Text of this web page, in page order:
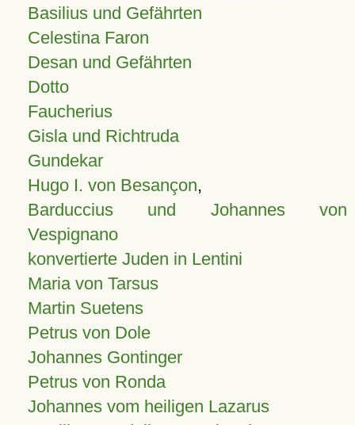
Basilius und Gefährten
Celestina Faron
Desan und Gefährten
Dotto
Faucherius
Gisla und Richtruda
Gundekar
Hugo I. von Besançon,
Barduccius und Johannes von
Vespignano
konvertierte Juden in Lentini
Maria von Tarsus
Martin Suetens
Petrus von Dole
Johannes Gontinger
Petrus von Ronda
Johannes vom heiligen Lazarus